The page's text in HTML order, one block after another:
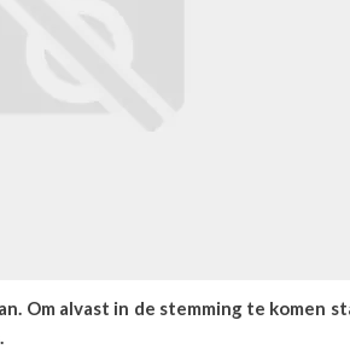
Om alvast in de stemming te komen